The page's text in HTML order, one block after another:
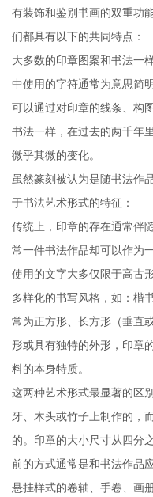
有装饰和鉴别书画的双重功
们都具有以下的共同特点：
大多数的印章图案和书法一
中使用的字符通常为意思简
可以通过对印章的线条、构
书法一样，在过去的两千年
微乎其微的变化。
虽然篆刻被认为是随书法作
于书法艺术形式的特征：
传统上，印章的存在通常伴
常一件书法作品却可以作为
使用的文字大多仅限于高古
多样化的书写风格，如：楷
常为正方形、长方形（垂直
形或具有独特的外形，印章
料的本身特质。
这两种艺术形式最显著的区
牙、木头或竹子上制作的，
的。印章的大小尺寸从四分
前的方式通常是和书法作品
悬挂样式的卷轴、手卷、画